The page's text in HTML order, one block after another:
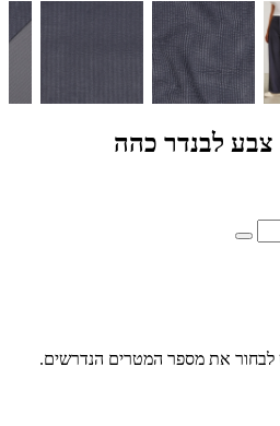
צבע לבנדר כהה
לבחור את מספר המטרים הנדרשים.